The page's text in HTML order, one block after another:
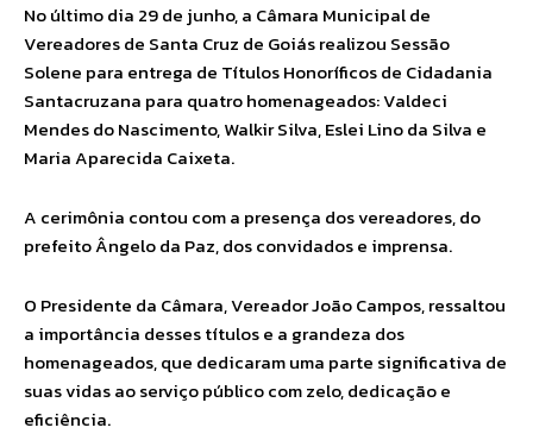
No último dia 29 de junho, a Câmara Municipal de
Vereadores de Santa Cruz de Goiás realizou Sessão
Solene para entrega de Títulos Honoríficos de Cidadania
Santacruzana para quatro homenageados: Valdeci
Mendes do Nascimento, Walkir Silva, Eslei Lino da Silva e
Maria Aparecida Caixeta.
A cerimônia contou com a presença dos vereadores, do
prefeito Ângelo da Paz, dos convidados e imprensa.
O Presidente da Câmara, Vereador João Campos, ressaltou
a importância desses títulos e a grandeza dos
homenageados, que dedicaram uma parte significativa de
suas vidas ao serviço público com zelo, dedicação e
eficiência.